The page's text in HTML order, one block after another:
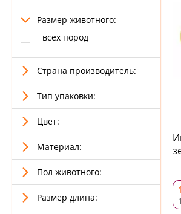
Размер животного:
всех пород
Страна производитель:
Тип упаковки:
Цвет:
Материал:
Пол животного:
Размер длина: